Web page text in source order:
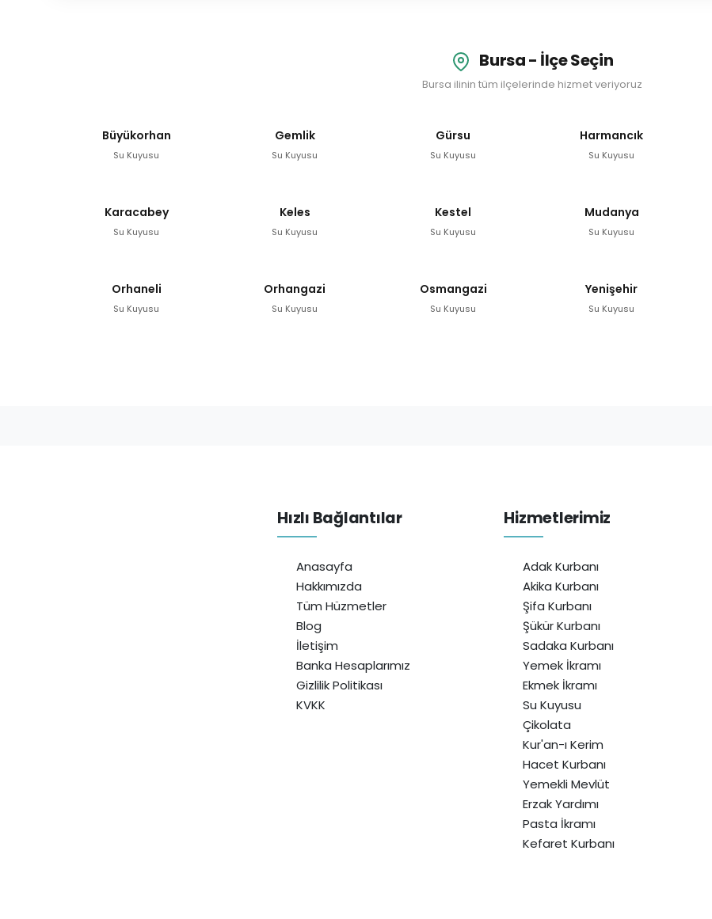
Bursa - İlçe Seçin
Bursa ilinin tüm ilçelerinde hizmet veriyoruz
Büyükorhan
Su Kuyusu
Gemlik
Su Kuyusu
Gürsu
Su Kuyusu
Harmancık
Su Kuyusu
Karacabey
Su Kuyusu
Keles
Su Kuyusu
Kestel
Su Kuyusu
Mudanya
Su Kuyusu
Orhaneli
Su Kuyusu
Orhangazi
Su Kuyusu
Osmangazi
Su Kuyusu
Yenişehir
Su Kuyusu
Hızlı Bağlantılar
Anasayfa
Hakkımızda
Tüm Hüzmetler
Blog
İletişim
Banka Hesaplarımız
Gizlilik Politikası
KVKK
Hizmetlerimiz
Adak Kurbanı
Akika Kurbanı
Şifa Kurbanı
Şükür Kurbanı
Sadaka Kurbanı
Yemek İkramı
Ekmek İkramı
Su Kuyusu
Çikolata
Kur'an-ı Kerim
Hacet Kurbanı
Yemekli Mevlüt
Erzak Yardımı
Pasta İkramı
Kefaret Kurbanı